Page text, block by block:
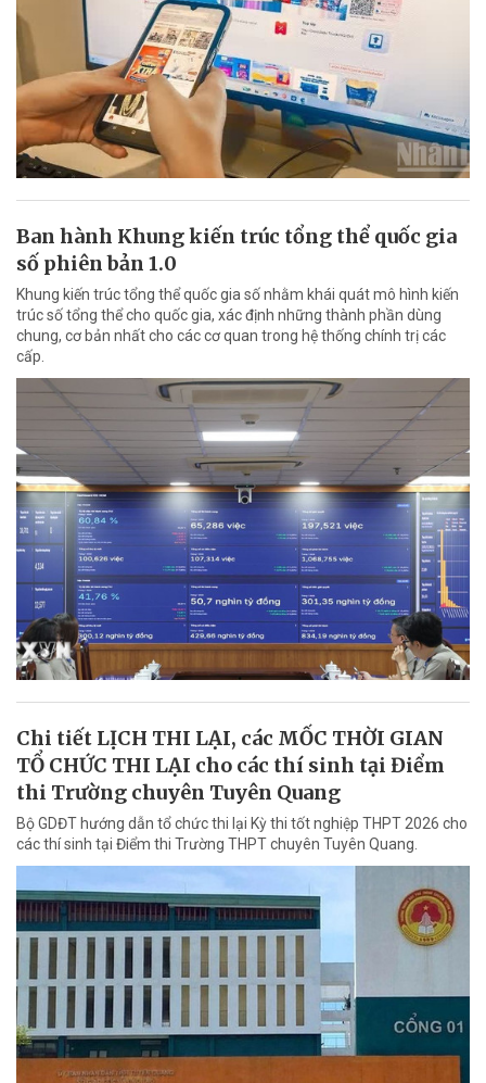
Ban hành Khung kiến trúc tổng thể quốc gia
số phiên bản 1.0
Khung kiến trúc tổng thể quốc gia số nhằm khái quát mô hình kiến
trúc số tổng thể cho quốc gia, xác định những thành phần dùng
chung, cơ bản nhất cho các cơ quan trong hệ thống chính trị các
cấp.
Chi tiết LỊCH THI LẠI, các MỐC THỜI GIAN
TỔ CHỨC THI LẠI cho các thí sinh tại Điểm
thi Trường chuyên Tuyên Quang
Bộ GDĐT hướng dẫn tổ chức thi lại Kỳ thi tốt nghiệp THPT 2026 cho
các thí sinh tại Điểm thi Trường THPT chuyên Tuyên Quang.